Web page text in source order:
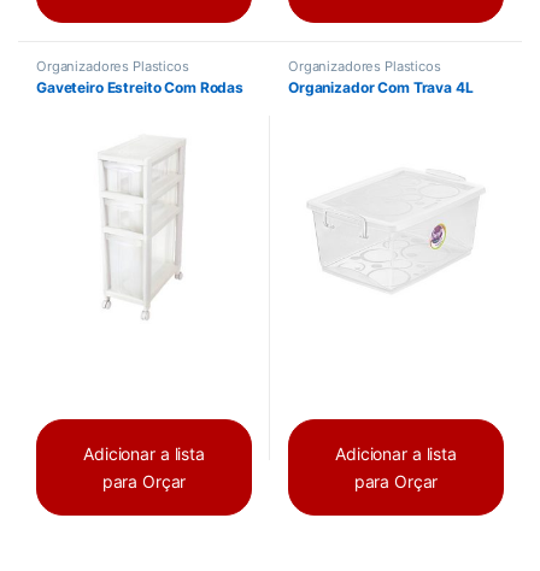
Organizadores Plasticos
Gaveteiro Estreito Com Rodas
Adicionar a lista
para Orçar
Organizadores Plasticos
Organizador Com Trava 4L
Adicionar a lista
para Orçar